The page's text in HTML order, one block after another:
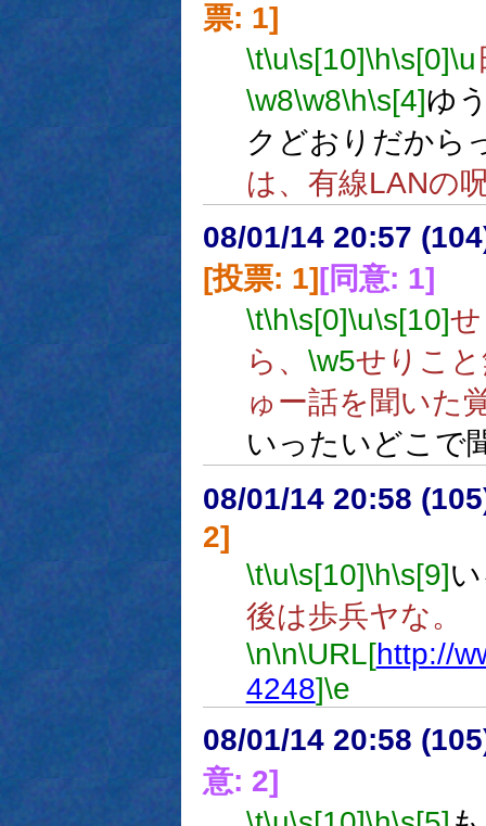
票: 1]
\t\u\s[10]\h\s[0]\u
\w8\w8\h\s[4]ゆ
クどおりだから
は、有線LANの
08/01/14 20:57
[投票: 1] [同意: 1]
\t\h\s[0]\u\s[10]
ら、 \w5せりこ
ゅー話を聞いた
いったいどこで
08/01/14 20:58
2]
\t\u\s[10]\h\s[9]
後は歩兵ヤな。
\n\n\URL[http://
4248]\e
08/01/14 20:58
意: 2]